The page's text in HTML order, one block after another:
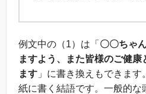
例文中の（1）は「 〇〇ちゃ
ますよう、また皆様のご健
ます 」に書き換えもできま
紙に書く結語です。一般的な